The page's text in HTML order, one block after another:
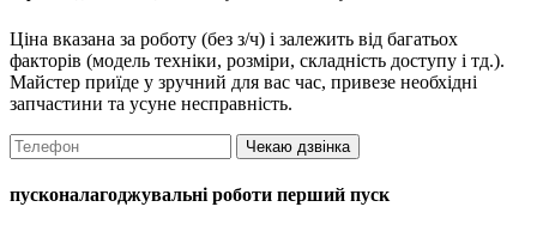
Ціна вказана за роботу (без з/ч) і залежить від багатьох
факторів (модель техніки, розміри, складність доступу і тд.).
Майстер приїде у зручний для вас час, привезе необхідні
запчастини та усуне несправність.
Чекаю дзвінка
пусконалагоджувальні роботи перший пуск